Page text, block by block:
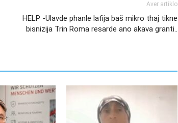
Aver artiklo
HELP -Ulavde phanle lafija baš mikro thaj tikne
bisnizija Trin Roma resarde ano akava granti..